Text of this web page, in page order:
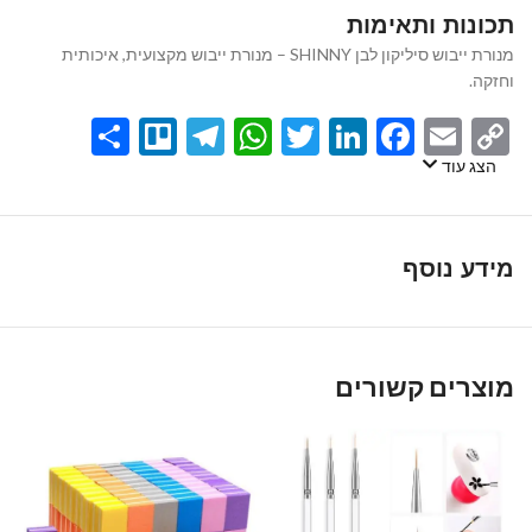
תכונות ותאימות
מנורת ייבוש סיליקון לבן SHINNY – מנורת ייבוש מקצועית, איכותית
וחזקה.
Copy
Link
Email
Facebook
LinkedIn
Twitter
WhatsApp
Telegram
Trello
הצג עוד
מידע נוסף
מוצרים קשורים